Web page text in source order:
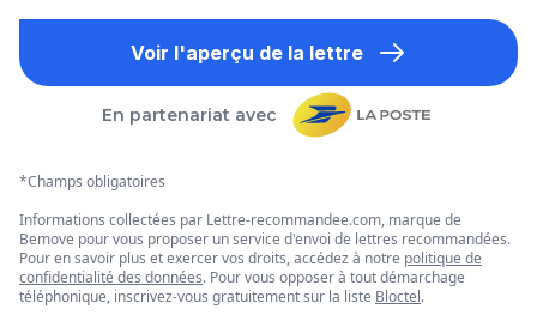
Voir l'aperçu de la lettre
En partenariat avec
*Champs obligatoires
Informations collectées par Lettre-recommandee.com, marque de
Bemove pour vous proposer un service d'envoi de lettres recommandées.
Pour en savoir plus et exercer vos droits, accédez à notre politique de
confidentialité des données. Pour vous opposer à tout démarchage
téléphonique, inscrivez-vous gratuitement sur la liste Bloctel.